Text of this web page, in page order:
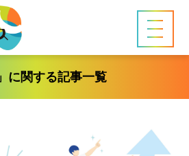
に関する記事一覧